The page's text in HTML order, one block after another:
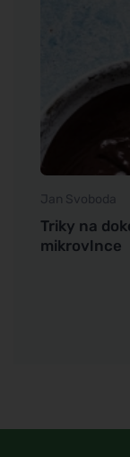
Jan Svoboda
Triky na
mikrovlnce